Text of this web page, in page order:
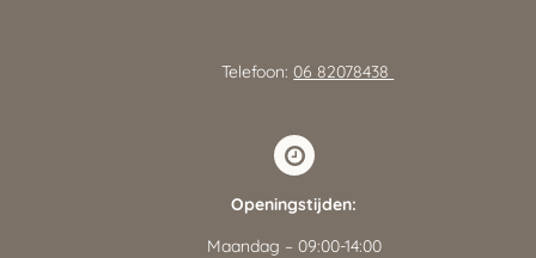
Telefoon:06 82078438
Openingstijden:
Maandag – 09:00-14:00